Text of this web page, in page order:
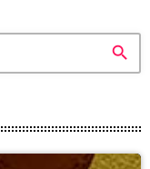
search